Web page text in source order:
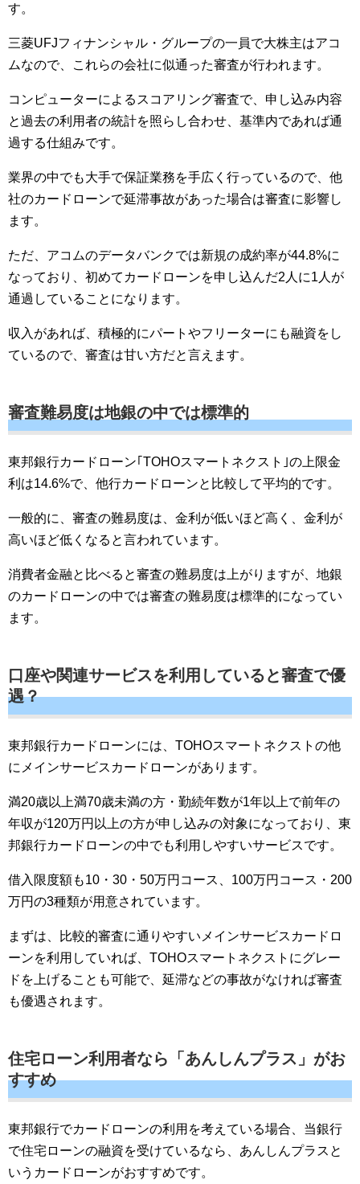
す。
三菱UFJフィナンシャル・グループの一員で大株主はアコ
ムなので、これらの会社に似通った審査が行われます。
コンピューターによるスコアリング審査で、申し込み内容
と過去の利用者の統計を照らし合わせ、基準内であれば通
過する仕組みです。
業界の中でも大手で保証業務を手広く行っているので、他
社のカードローンで延滞事故があった場合は審査に影響し
ます。
ただ、アコムのデータバンクでは新規の成約率が44.8%に
なっており、初めてカードローンを申し込んだ2人に1人が
通過していることになります。
収入があれば、積極的にパートやフリーターにも融資をし
ているので、審査は甘い方だと言えます。
審査難易度は地銀の中では標準的
東邦銀行カードローン｢TOHOスマートネクスト｣の上限金
利は14.6%で、他行カードローンと比較して平均的です。
一般的に、審査の難易度は、金利が低いほど高く、金利が
高いほど低くなると言われています。
消費者金融と比べると審査の難易度は上がりますが、地銀
のカードローンの中では審査の難易度は標準的になってい
ます。
口座や関連サービスを利用していると審査で優
遇？
東邦銀行カードローンには、TOHOスマートネクストの他
にメインサービスカードローンがあります。
満20歳以上満70歳未満の方・勤続年数が1年以上で前年の
年収が120万円以上の方が申し込みの対象になっており、東
邦銀行カードローンの中でも利用しやすいサービスです。
借入限度額も10・30・50万円コース、100万円コース・200
万円の3種類が用意されています。
まずは、比較的審査に通りやすいメインサービスカードロ
ーンを利用していれば、TOHOスマートネクストにグレー
ドを上げることも可能で、延滞などの事故がなければ審査
も優遇されます。
住宅ローン利用者なら「あんしんプラス」がお
すすめ
東邦銀行でカードローンの利用を考えている場合、当銀行
で住宅ローンの融資を受けているなら、あんしんプラスと
いうカードローンがおすすめです。